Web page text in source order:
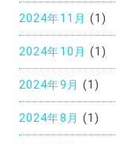
2024年11月 (1)
2024年10月 (1)
2024年9月 (1)
2024年8月 (1)